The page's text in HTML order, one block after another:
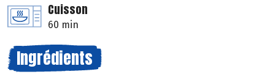
Cuisson
60 min
Ingrédients